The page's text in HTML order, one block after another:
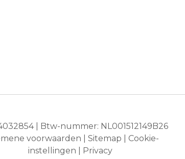
| Btw-nummer: NL001512149B26
voorwaarden |Sitemap
Cookie-
instellingen
Privacy